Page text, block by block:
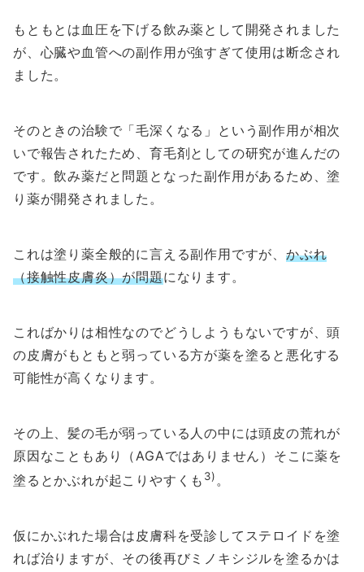
もともとは血圧を下げる飲み薬として開発されました
が、心臓や血管への副作用が強すぎて使用は断念され
ました。
そのときの治験で「毛深くなる」という副作用が相次
いで報告されたため、育毛剤としての研究が進んだの
です。飲み薬だと問題となった副作用があるため、塗
り薬が開発されました。
これは塗り薬全般的に言える副作用ですが、 かぶれ
（接触性皮膚炎）が問題になります。
こればかりは相性なのでどうしようもないですが、頭
の皮膚がもともと弱っている方が薬を塗ると悪化する
可能性が高くなります。
その上、髪の毛が弱っている人の中には頭皮の荒れが
原因なこともあり（AGAではありません）そこに薬を
塗るとかぶれが起こりやすくも 3)。
仮にかぶれた場合は皮膚科を受診してステロイドを塗
れば治りますが、その後再びミノキシジルを塗るかは